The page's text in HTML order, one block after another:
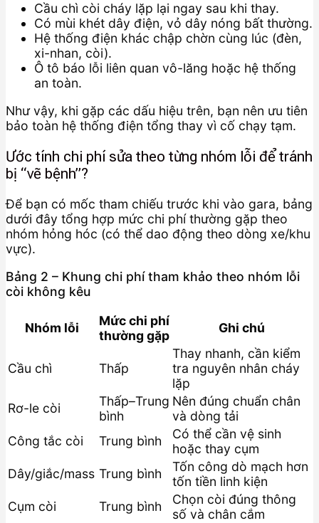
Cầu chì còi cháy lặp lại ngay sau khi thay.
Có mùi khét dây điện, vỏ dây nóng bất thường.
Hệ thống điện khác chập chờn cùng lúc (đèn,
xi-nhan, còi).
Ô tô báo lỗi liên quan vô-lăng hoặc hệ thống
an toàn.
Như vậy, khi gặp các dấu hiệu trên, bạn nên ưu tiên
bảo toàn hệ thống điện tổng thay vì cố chạy tạm.
Ước tính chi phí sửa theo từng nhóm lỗi để tránh
bị “vẽ bệnh”?
Để bạn có mốc tham chiếu trước khi vào gara, bảng
dưới đây tổng hợp mức chi phí thường gặp theo
nhóm hỏng hóc (có thể dao động theo dòng xe/khu
vực).
Bảng 2 – Khung chi phí tham khảo theo nhóm lỗi
còi không kêu
Nhóm lỗi
Mức chi phí
thường gặp
Ghi chú
Cầu chì Thấp
Thay nhanh, cần kiểm
tra nguyên nhân cháy
lặp
Rơ-le còi
Thấp–Trung
bình
Nên đúng chuẩn chân
và dòng tải
Công tắc còi
Trung bình
Có thể cần vệ sinh
hoặc thay cụm
Dây/giắc/mass Trung bình
Tốn công dò mạch hơn
tốn tiền linh kiện
Cụm còi
Trung bình
Chọn còi đúng thông
số và chân cắm